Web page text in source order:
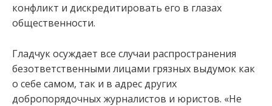
конфликт и дискредитировать его в глазах
общественности.
Гладчук осуждает все случаи распространения
безответственными лицами грязных выдумок как
о себе самом, так и в адрес других
добропорядочных журналистов и юристов. «Не